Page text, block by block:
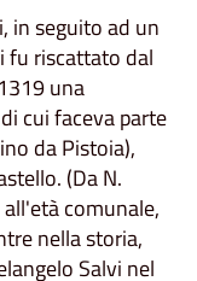
in seguito ad un
fu riscattato dal
una
cui faceva parte
da Pistoia),
(Da N.
comunale,
nella storia,
Salvi nel